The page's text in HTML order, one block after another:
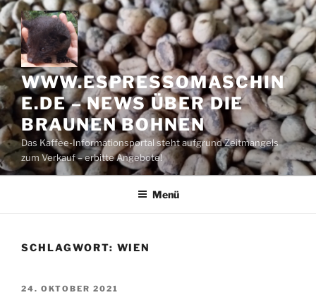
Zum
Inhalt
springen
WWW.ESPRESSOMASCHIN
E.DE – NEWS ÜBER DIE
BRAUNEN BOHNEN
Das Kaffee-Informationsportal steht aufgrund Zeitmangels
zum Verkauf – erbitte Angebote!
Menü
SCHLAGWORT: WIEN
VERÖFFENTLICHT
24. OKTOBER 2021